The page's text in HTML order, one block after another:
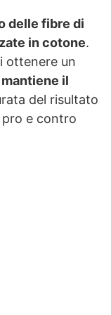
delle fibre di
in cotone.
ottenere un
il
del risultato
e contro